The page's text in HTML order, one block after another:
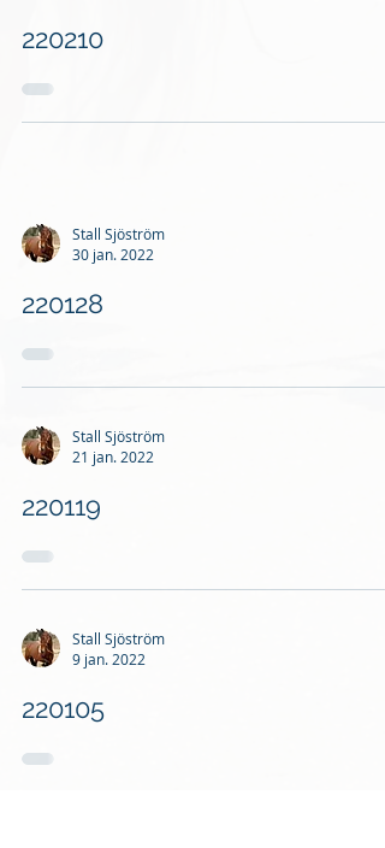
220210
Stall Sjöström
30 jan. 2022
220128
Stall Sjöström
21 jan. 2022
220119
Stall Sjöström
9 jan. 2022
220105